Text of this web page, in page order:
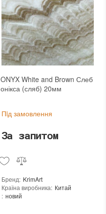
ONYX White and Brown Слеб
онікса (сляб) 20мм
Пiд замовлення
За запитом
Бренд: KrimArt
Країна виробника: Китай
: новий